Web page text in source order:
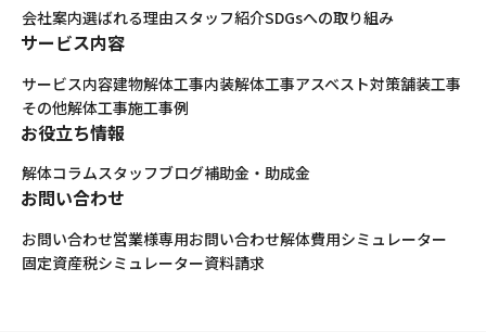
会社案内選ばれる理由スタッフ紹介SDGsへの取り組み
サービス内容
サービス内容建物解体工事内装解体工事アスベスト対策舗装工事
その他解体工事施工事例
お役立ち情報
解体コラムスタッフブログ補助金・助成金
お問い合わせ
お問い合わせ営業様専用お問い合わせ解体費用シミュレーター
固定資産税シミュレーター資料請求